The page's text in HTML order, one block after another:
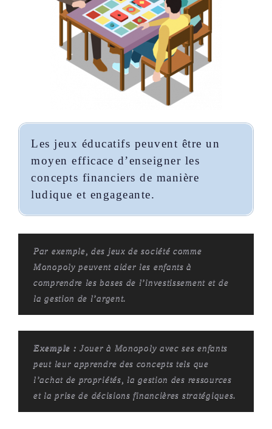
Les jeux éducatifs peuvent être un
moyen efficace d’enseigner les
concepts financiers de manière
ludique et engageante.
Par exemple, des jeux de société comme
Monopoly peuvent aider les enfants à
comprendre les bases de l’investissement et de
la gestion de l’argent.
Exemple : Jouer à Monopoly avec ses enfants
peut leur apprendre des concepts tels que
l’achat de propriétés, la gestion des ressources
et la prise de décisions financières stratégiques.